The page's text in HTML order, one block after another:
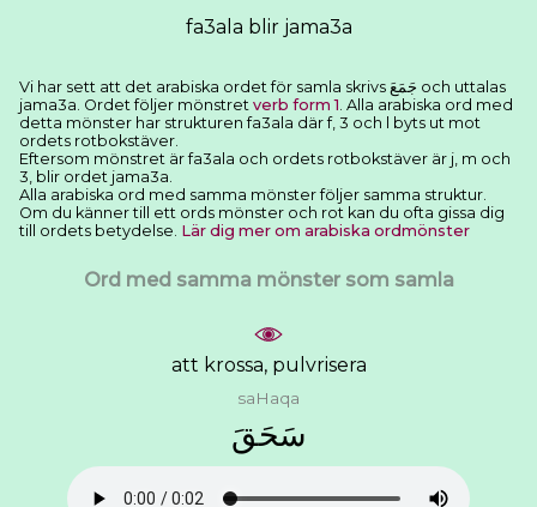
fa3ala blir jama3a
Vi har sett att det arabiska ordet för samla skrivs ﺟَﻤَﻊَ och uttalas
jama3a. Ordet följer mönstret verb form 1 . Alla arabiska ord med
detta mönster har strukturen fa3ala där f, 3 och l byts ut mot
ordets rotbokstäver.
Eftersom mönstret är fa3ala och ordets rotbokstäver är j, m och
3, blir ordet jama3a.
Alla arabiska ord med samma mönster följer samma struktur.
Om du känner till ett ords mönster och rot kan du ofta gissa dig
till ordets betydelse. Lär dig mer om arabiska ordmönster
Ord med samma mönster som samla
att krossa, pulvrisera
saHaqa
ﺳَﺤَﻖَ